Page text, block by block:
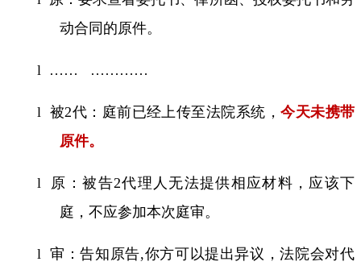
动合同的原件。
l …… …………
l 被2代：庭前已经上传至法院系统，今天未携带
原件。
l 原：被告2代理人无法提供相应材料，应该下
庭，不应参加本次庭审。
l 审：告知原告,你方可以提出异议，法院会对代